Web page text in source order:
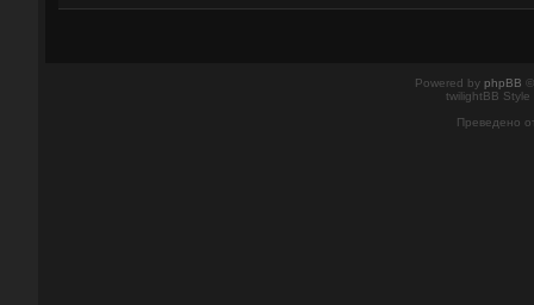
Powered by phpBB
twilightBB
Преведено